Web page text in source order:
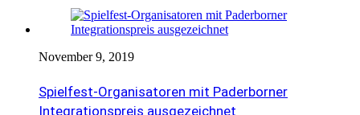
November 9, 2019
Spielfest-Organisatoren mit Paderborner
Integrationspreis ausgezeichnet